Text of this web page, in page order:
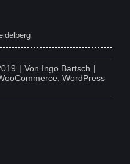
| Von Ingo Bartsch |
WordPress